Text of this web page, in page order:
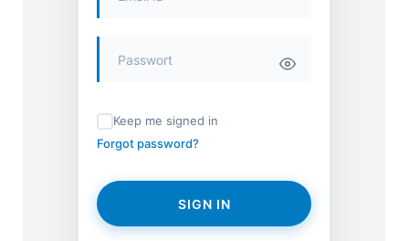
Keep me signed in
Forgot password?
SIGN IN